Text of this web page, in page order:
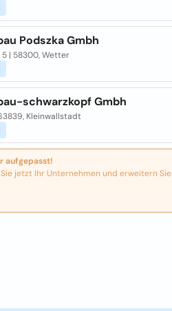
Podszka Gmbh
| 58300, Wetter
schwarzkopf Gmbh
Kleinwallstadt
aufgepasst!
jetzt Ihr Unternehmen und erweitern